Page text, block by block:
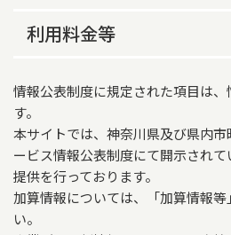
営業時間（土曜）
営業時間（祝日）
9時00分～18時00分
川崎市川崎区、川崎市幸区
実施地域以外の場合でも対応
サービス内容
提供実績
スロープ
あり
ご希望に応じて，営業時間外
従業員数
福祉用具専門相談員が有して
利用料金等
腰掛便座
情報公表制度に規定された項目は
す。
本サイトでは、神奈川県及び県内
ービス情報公表制度にて開示され
提供を行っております。
加算情報については、「加算情報
い。